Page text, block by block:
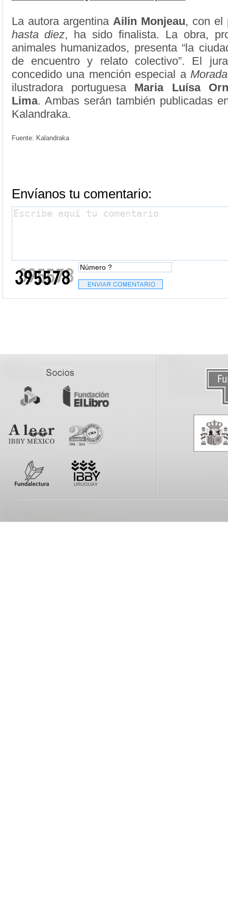
La autora argentina Ailin Monjeau, con el
hasta diez, ha sido finalista. La obra,
animales humanizados, presenta “la
de encuentro y relato colectivo”. El
concedido una mención especial aMorada
ilustradora portuguesa Maria Luísa
Lima. Ambas serán también publicadas
Kalandraka.
Fuente: Kalandraka
Envíanos tu comentario: